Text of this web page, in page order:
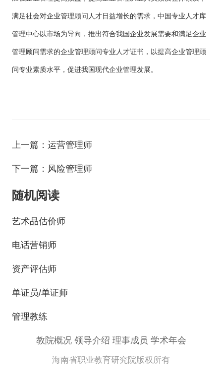
满足社会对企业管理顾问人才日益增长的需求，中国专业人才库
管理中心以市场为导向，推出符合我国企业发展需要和满足企业
管理顾问需求的企业管理顾问专业人才证书，以提高企业管理顾
问专业素质水平，促进我国现代企业管理发展。
上一篇：运营管理师
下一篇：风险管理师
随机阅读
艺术品估价师
电话营销师
资产评估师
单证员/单证师
管理教练
教院概况 领导介绍 理事成员 学术年会
海南省职业教育研究院版权所有